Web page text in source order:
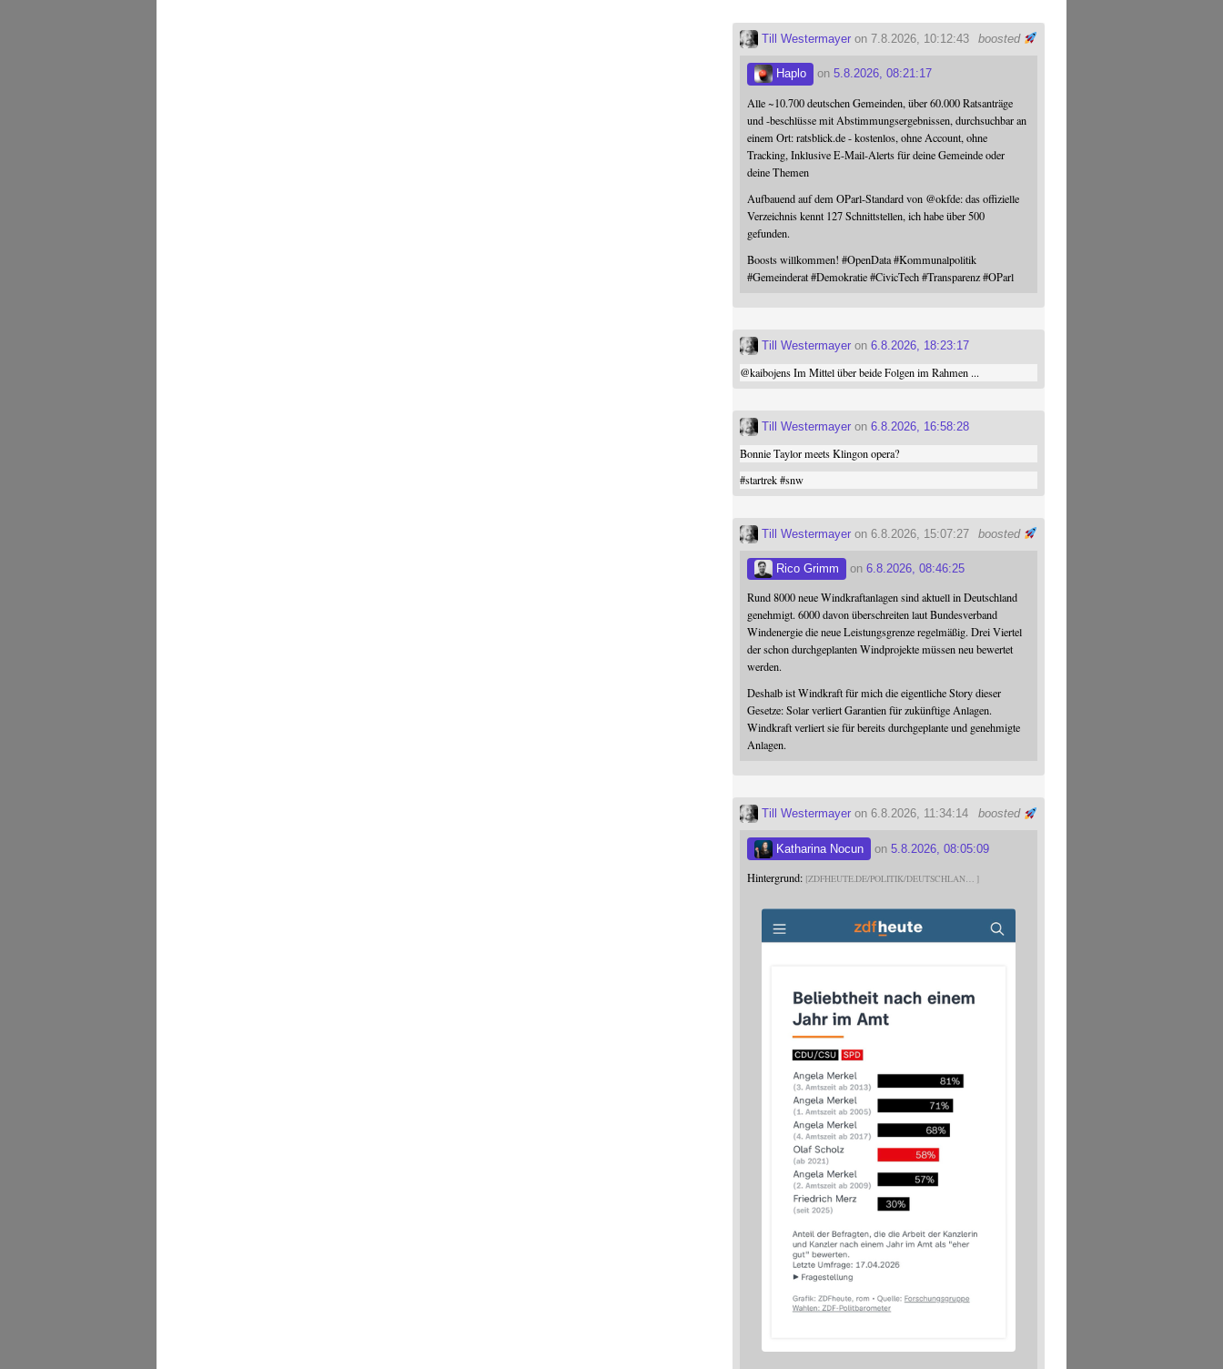
boosted
Till Westermayer on 7.8.2026, 10:12:43
Haplo on5.8.2026, 08:21:17
Alle ~10.700 deutschen Gemeinden, über 60.000 Ratsanträge
und -beschlüsse mit Abstimmungsergebnissen, durchsuchbar an
einem Ort: ratsblick.de - kostenlos, ohne Account, ohne
Tracking, Inklusive E-Mail-Alerts für deine Gemeinde oder
deine Themen
Aufbauend auf dem OParl-Standard von @okfde: das offizielle
Verzeichnis kennt 127 Schnittstellen, ich habe über 500
gefunden.
Boosts willkommen!#OpenData #Kommunalpolitik
#Gemeinderat #Demokratie #CivicTech #Transparenz #OParl
Till Westermayer on6.8.2026, 18:23:17
@kaibojensIm Mittel über beide Folgen im Rahmen ...
Till Westermayer on6.8.2026, 16:58:28
Bonnie Taylor meets Klingon opera?
#startrek #snw
boosted
Till Westermayer on 6.8.2026, 15:07:27
Rico Grimm on6.8.2026, 08:46:25
Rund 8000 neue Windkraftanlagen sind aktuell in Deutschland
genehmigt. 6000 davon überschreiten laut Bundesverband
Windenergie die neue Leistungsgrenze regelmäßig. Drei Viertel
der schon durchgeplanten Windprojekte müssen neu bewertet
werden.
Deshalb ist Windkraft für mich die eigentliche Story dieser
Gesetze: Solar verliert Garantien für zukünftige Anlagen.
Windkraft verliert sie für bereits durchgeplante und genehmigte
Anlagen.
boosted
Till Westermayer on 6.8.2026, 11:34:14
Katharina Nocun on5.8.2026, 08:05:09
Hintergrund: ZDFHEUTE.DE/POLITIK/DEUTSCHLAN